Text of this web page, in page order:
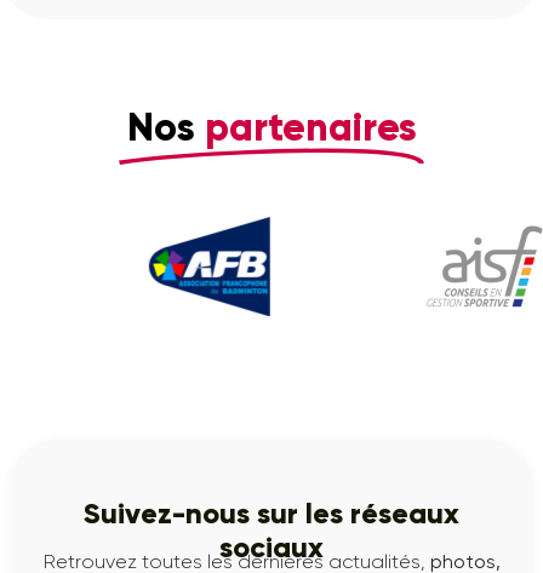
Nos partenaires
Suivez-nous sur les réseaux
sociaux
Retrouvez toutes les dernières actualités, photos,